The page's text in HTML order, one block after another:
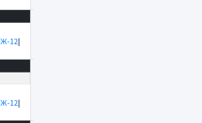
Ж-12|
Ж-12|